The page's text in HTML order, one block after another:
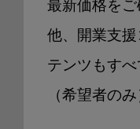
最新価格を
他、開業支
テンツもすべ
（希望者のみ